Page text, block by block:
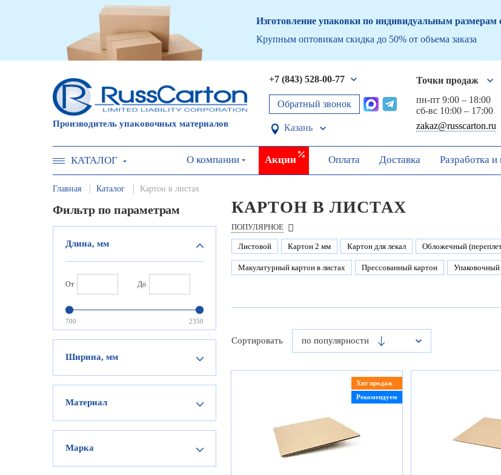
Изготовление упаковки по индивидуальным размерам
Крупным оптовикам скидка до 50% от объема заказа
Производитель упаковочных материалов
+7 (843) 528-00-77
Обратный звонок
Казань
Точки продаж
пн-пт 9:00 – 18:00
сб-вс 10:00 – 17:00
zakaz@russcarton.ru
КАТАЛОГ О компании Акции Оплата Доставка Разработка и
Главная Каталог Картон в листах
Фильтр по параметрам
Длина, мм
От До
700 2350
Ширина, мм
Материал
Марка
КАРТОН В ЛИСТАХ
ПОПУЛЯРНОЕ
Листовой Картон 2 мм Картон для лекал Обложечный
Макулатурный картон в листах Прессованный картон Упаковочный
Сортировать по популярности
Хит продаж
Рекомендуем